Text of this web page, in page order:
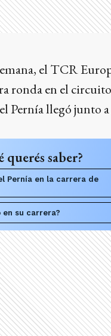
el TCR
ronda en el
Pernía llegó junto
querés saber?
Pernía en la carrera de
en su carrera?